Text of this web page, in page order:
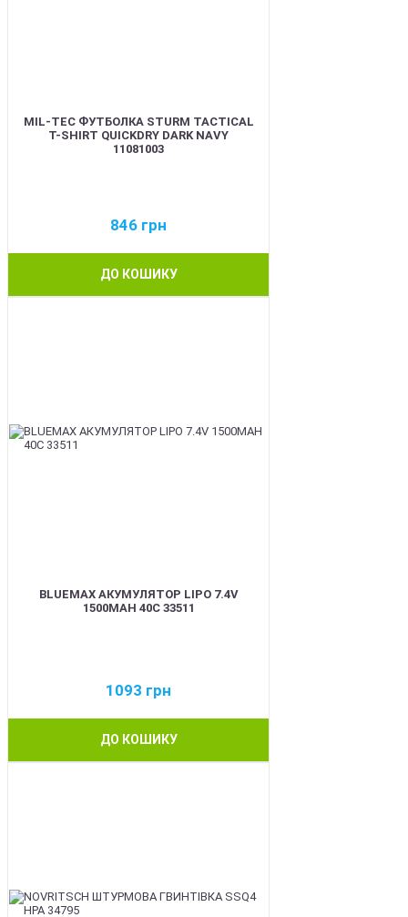
MIL-TEC ФУТБОЛКА STURM TACTICAL
T-SHIRT QUICKDRY DARK NAVY
11081003
846 грн
ДО КОШИКУ
BLUEMAX АКУМУЛЯТОР LIPO 7.4V
1500MAH 40C 33511
1093 грн
ДО КОШИКУ